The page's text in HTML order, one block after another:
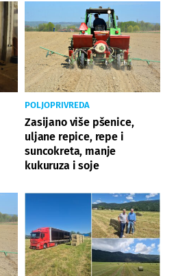
POLJOPRIVREDA
Zasijano više pšenice,
uljane repice, repe i
suncokreta, manje
kukuruza i soje